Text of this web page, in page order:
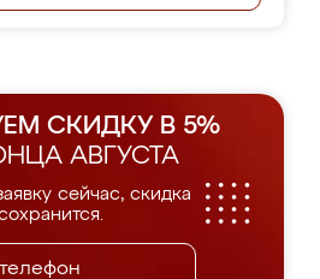
СКИДКУ В 5%
АВГУСТА
сейчас, скидка